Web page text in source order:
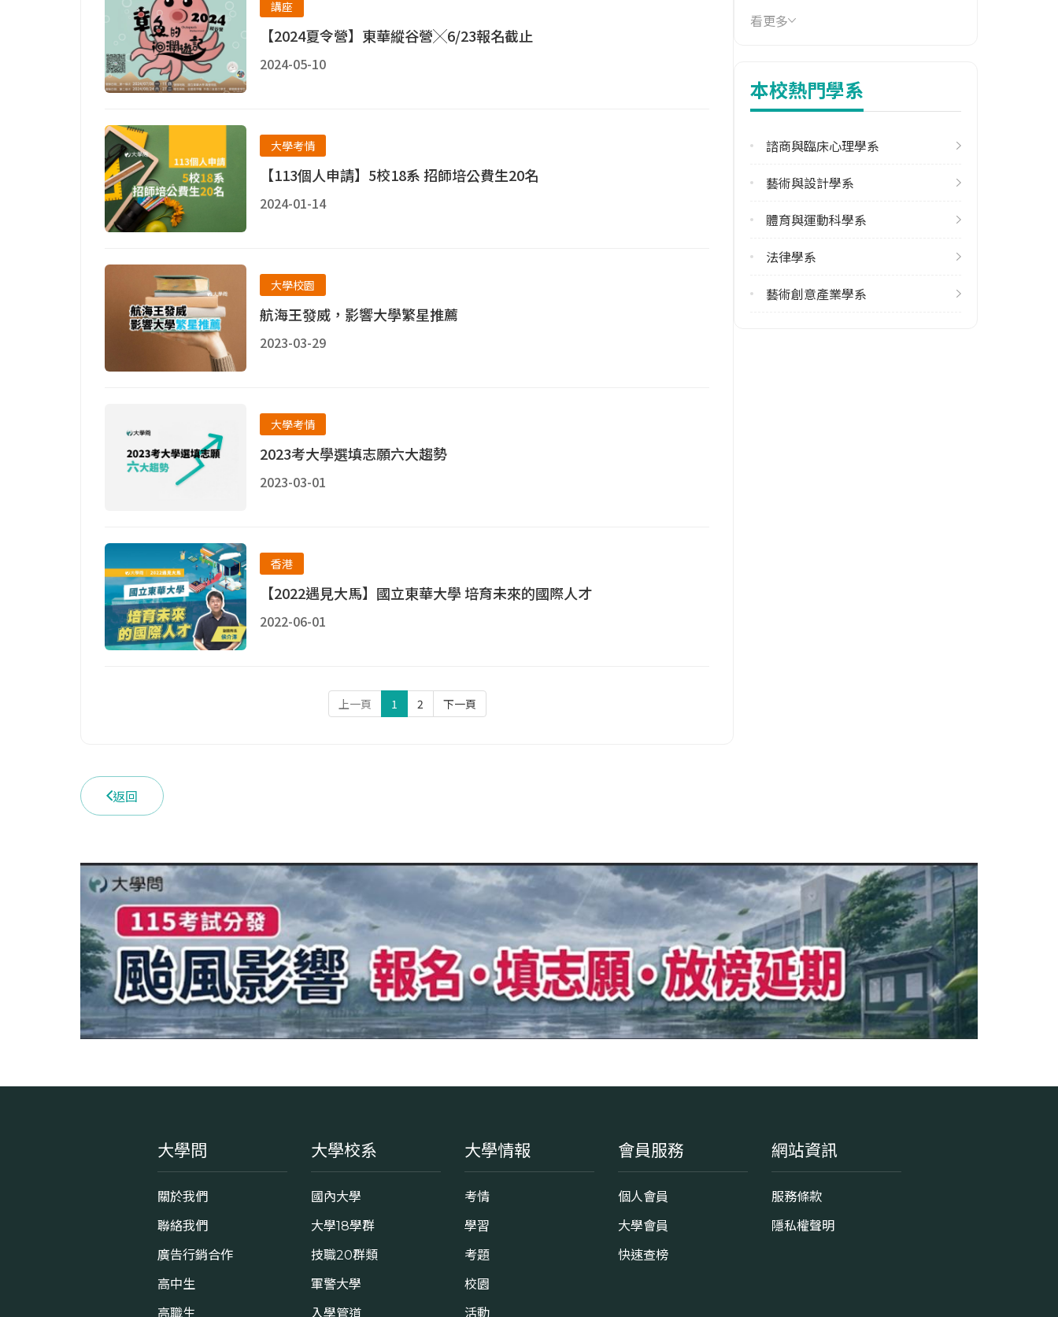
講座
【2024夏令營】東華縱谷營╳6/23報名截止
2024-05-10
大學考情
【113個人申請】5校18系 招師培公費生20名
2024-01-14
大學校園
航海王發威，影響大學繁星推薦
2023-03-29
大學考情
2023考大學選填志願六大趨勢
2023-03-01
香港
【2022遇見大馬】國立東華大學 培育未來的國際人才
2022-06-01
上一頁 1 2 下一頁
114年生師比
114年註冊率
88.88%
113學年度雙聯學位合作校數
其他亞洲地區6 北美洲2 東協2 歐
洲5
(03)8635000
學校地址
號
看更多
本校熱門學系
諮商與臨床心理學系
藝術與設計學系
體育與運動科學系
法律學系
藝術創意產業學系
返回
大學問
關於我們
聯絡我們
廣告行銷合作
高中生
高職生
大學校系
國內大學
大學18學群
技職20群類
軍警大學
入學管道
大學情報
考情
學習
考題
校園
活動
會員服務
個人會員
大學會員
快速查榜
網站資訊
服務條款
隱私權聲明